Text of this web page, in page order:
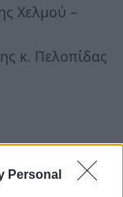
Personal
Χελμού –
κ. Πελοπίδας